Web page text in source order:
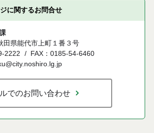
に関するお問合せ
田県能代市上町１番３号
2222
FAX：0185-54-6460
でのお問い合わせ